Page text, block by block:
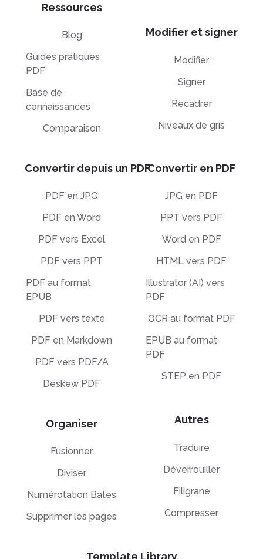
Ressources
Blog
Guides pratiques
PDF
Base de
connaissances
Comparaison
Modifier et signer
Modifier
Signer
Recadrer
Niveaux de gris
Convertir depuis un PDF
PDF en JPG
PDF en Word
PDF vers Excel
PDF vers PPT
PDF au format
EPUB
PDF vers texte
PDF en Markdown
PDF vers PDF/A
Deskew PDF
Organiser
Fusionner
Diviser
Numérotation Bates
Supprimer les pages
Convertir en PDF
JPG en PDF
PPT vers PDF
Word en PDF
HTML vers PDF
Illustrator (AI) vers
PDF
OCR au format PDF
EPUB au format
PDF
STEP en PDF
Autres
Traduire
Déverrouiller
Filigrane
Compresser
Template Library